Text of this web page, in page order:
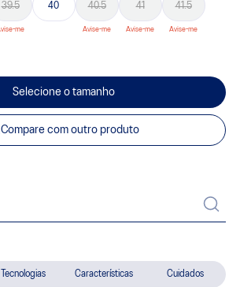
Tecnologias Características Cuidados
39.5 40 40.5 41 41.5
Selecione o tamanho
Compare com outro produto